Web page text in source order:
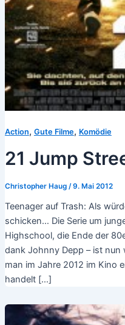
Action, Gute Filme, Komödie
21 Jump
Christopher Haug /9. Mai 2012
Teenager auf Trash: Als
schicken… Die Serie um
Highschool, die Ende der
dank Johnny Depp – ist
man im Jahre 2012 im Kino
handelt […]